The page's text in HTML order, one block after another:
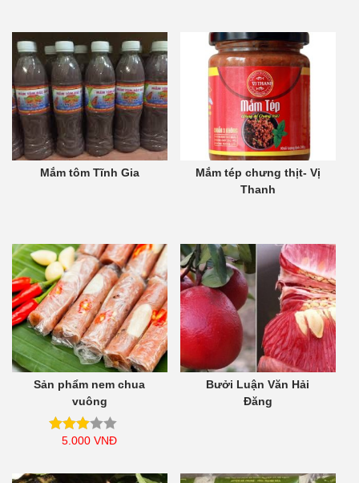
Mắm tôm Tĩnh Gia
Mắm tép chưng thịt- Vị
Thanh
Sản phẩm nem chua
vuông
5.000VNĐ
Bưởi Luận Văn Hải
Đăng